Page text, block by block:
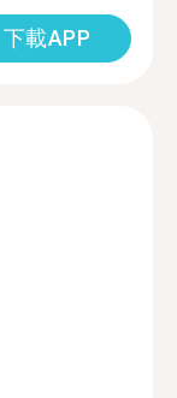
下載APP